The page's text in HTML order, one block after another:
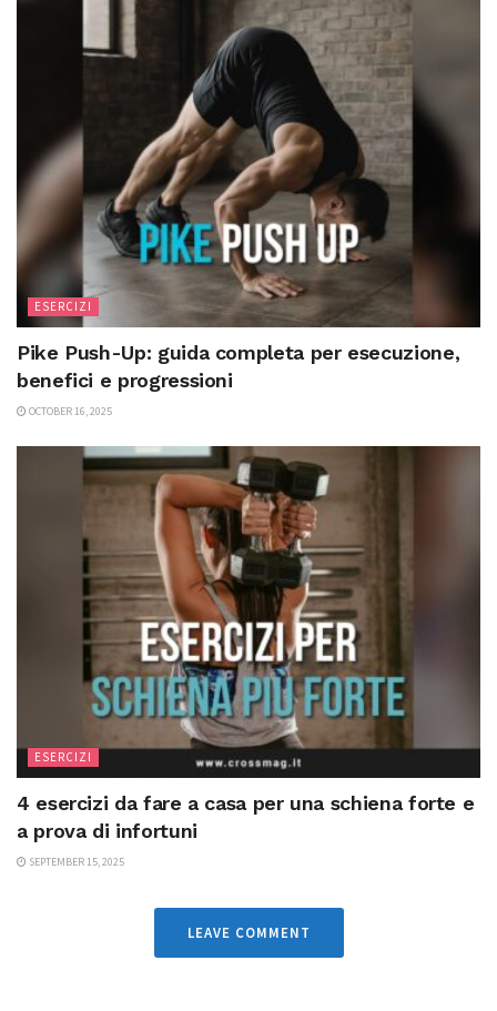
ESERCIZI
Pike Push-Up: guida completa per esecuzione,
benefici e progressioni
OCTOBER 16, 2025
ESERCIZI
4 esercizi da fare a casa per una schiena forte e
a prova di infortuni
SEPTEMBER 15, 2025
LEAVE COMMENT